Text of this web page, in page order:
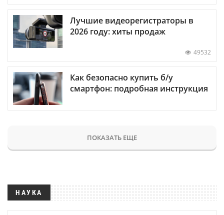
Лучшие видеорегистраторы в
2026 году: хиты продаж
49532
Как безопасно купить б/у
смартфон: подробная инструкция
ПОКАЗАТЬ ЕЩЕ
НАУКА